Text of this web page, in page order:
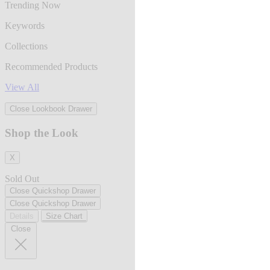
Trending Now
Keywords
Collections
Recommended Products
View All
Close Lookbook Drawer
Shop the Look
X
Sold Out
Close Quickshop Drawer
Close Quickshop Drawer
Size Chart
Close